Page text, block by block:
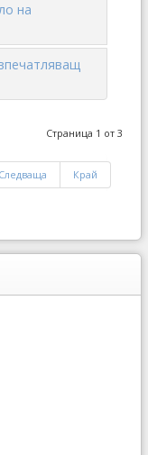
на
Страница 1 от 3
Следваща Край